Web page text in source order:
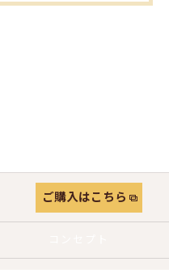
ご購入はこちら